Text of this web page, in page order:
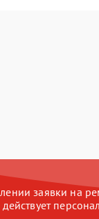
заявки на
действует